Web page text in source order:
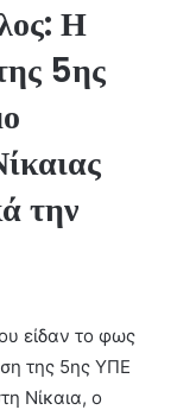
Η
5ης
την
είδαν το φως
της 5ης ΥΠΕ
Νίκαια, ο